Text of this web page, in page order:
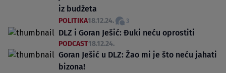
iz budžeta
POLITIKA18.12.24. 3
DLZ i Goran Ješić: Đuki neću oprostiti
PODCAST18.12.24.
Goran Ješić u DLZ: Žao mi je što neću jahati
bizona!